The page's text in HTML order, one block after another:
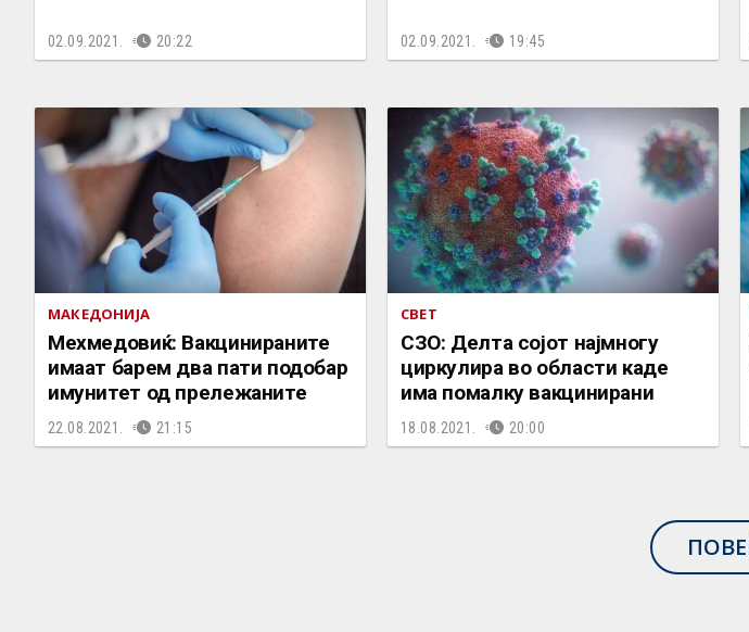
02.09.2021. 20:22 02.09.2021. 19:45
МАКЕДОНИЈА
Мехмедовиќ: Вакцинираните
имаат барем два пати подобар
имунитет од прележаните
22.08.2021. 21:15
СВЕТ
СЗО: Делта сојот најмногу
циркулира во области каде
има помалку вакцинирани
18.08.2021. 20:00